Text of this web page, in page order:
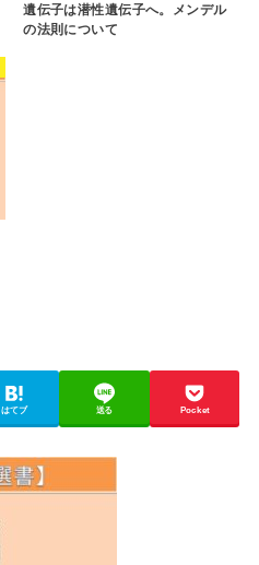
遺伝子は潜性遺伝子へ。メンデル
の法則について
はてブ 送る Pocket